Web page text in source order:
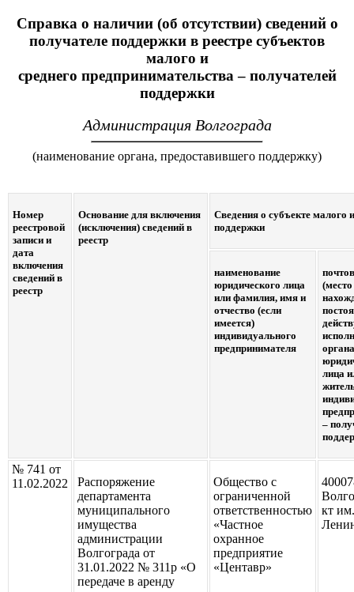
Справка о наличии (об отсутствии) сведений о
получателе поддержки в реестре субъектов
малого и
среднего предпринимательства – получателей
поддержки
Администрация Волгограда
(наименование органа, предоставившего поддержку)
Номер
реестровой
записи и
дата
включения
сведений в
реестр
Основание для включения
(исключения) сведений в
реестр
Сведения о субъекте малого
поддержки
наименование
юридического лица
или фамилия, имя и
отчество (если
имеется)
индивидуального
предпринимателя
(место
органа
лица
–
№ 741 от
11.02.2022
Распоряжение
департамента
муниципального
имущества
администрации
Волгограда от
31.01.2022 № 311р «О
передаче в аренду
Общество с
ограниченной
ответственностью
«Частное
охранное
предприятие
«Центавр»
кт